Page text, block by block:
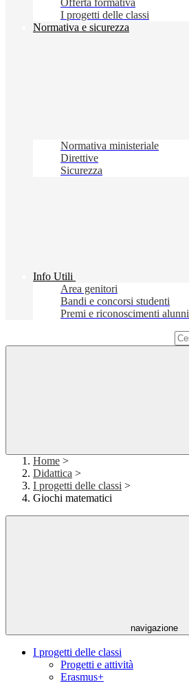
Offerta formativa
I progetti delle classi
Normativa e sicurezza
Normativa ministeriale
Direttive
Sicurezza
Info Utili
Area genitori
Bandi e concorsi studenti
Premi e riconoscimenti alunni
Home >
Didattica >
I progetti delle classi >
Giochi matematici
navigazione
I progetti delle classi
Progetti e attività
Erasmus+